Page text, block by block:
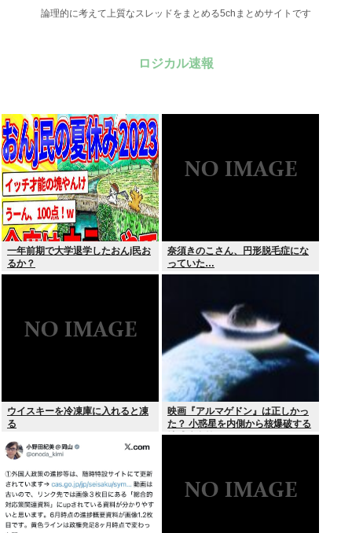
論理的に考えて上質なスレッドをまとめる5chまとめサイトです
ロジカル速報
一年前期で大学退学したおんj民お
るか？
奈須きのこさん、円形脱毛症にな
っていた…
ウイスキーを冷凍庫に入れると凍
る
映画『アルマゲドン』は正しかっ
た？ 小惑星を内側から核爆破する
地球防衛策